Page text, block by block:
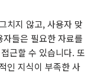
치지 않고, 사용자 맞
들은 필요한 자료를
근할 수 있습니다. 또
인 지식이 부족한 사